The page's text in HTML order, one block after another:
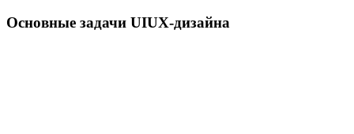
Основные задачи UIUX-дизайна